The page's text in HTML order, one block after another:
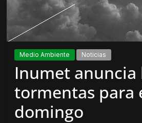
Medio Ambiente Noticias
Inumet anuncia
tormentas para
domingo